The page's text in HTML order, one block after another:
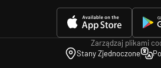
Zarządzaj plikami
Stany Zjednoczone